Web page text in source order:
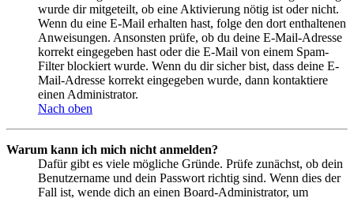
wurde dir mitgeteilt, ob eine Aktivierung nötig ist oder nicht.
Wenn du eine E-Mail erhalten hast, folge den dort enthaltenen
Anweisungen. Ansonsten prüfe, ob du deine E-Mail-Adresse
korrekt eingegeben hast oder die E-Mail von einem Spam-
Filter blockiert wurde. Wenn du dir sicher bist, dass deine E-
Mail-Adresse korrekt eingegeben wurde, dann kontaktiere
einen Administrator.
Nach oben
Warum kann ich mich nicht anmelden?
Dafür gibt es viele mögliche Gründe. Prüfe zunächst, ob dein
Benutzername und dein Passwort richtig sind. Wenn dies der
Fall ist, wende dich an einen Board-Administrator, um